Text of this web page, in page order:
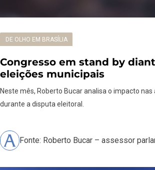
DE OLHO EM BRASÍLIA
Congresso em stand by
eleições municipais
Neste mês, Roberto Bucar analisa o impacto
durante a disputa eleitoral.
Fonte: Roberto Bucar – assessor